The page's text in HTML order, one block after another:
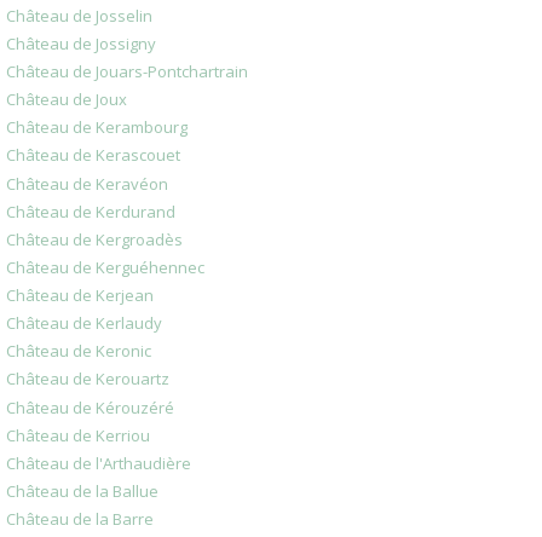
Château de Josselin
Château de Jossigny
Château de Jouars-Pontchartrain
Château de Joux
Château de Kerambourg
Château de Kerascouet
Château de Keravéon
Château de Kerdurand
Château de Kergroadès
Château de Kerguéhennec
Château de Kerjean
Château de Kerlaudy
Château de Keronic
Château de Kerouartz
Château de Kérouzéré
Château de Kerriou
Château de l'Arthaudière
Château de la Ballue
Château de la Barre